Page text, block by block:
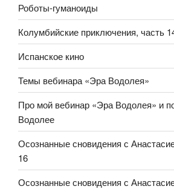
Роботы-гуманоиды
Колумбийские приключения, часть
Испанское кино
Темы вебинара «Эра Водолея»
Про мой вебинар «Эра Водолея» и
Водолее
Осознанные сновидения с
16
Осознанные сновидения с